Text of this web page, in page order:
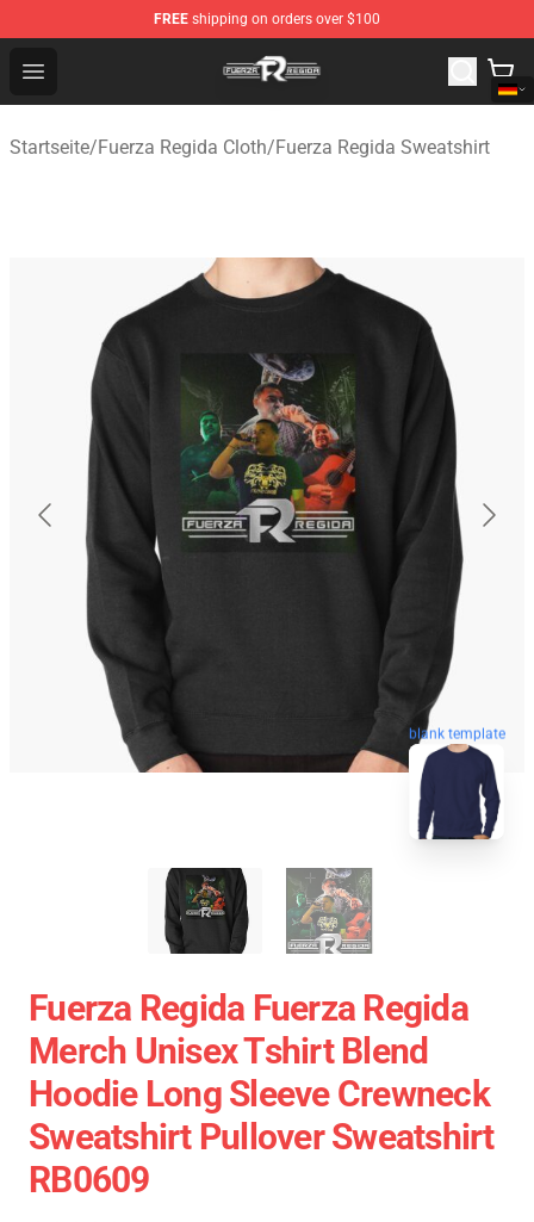
FREE shipping on orders over $100
Open menu
Fuerza Regida Shop - Official Fuerza Regida
Startseite/Fuerza Regida Cloth/Fuerza Regida Sweatshirt
blank template
Fuerza Regida Fuerza Regida
Merch Unisex Tshirt Blend
Hoodie Long Sleeve Crewneck
Sweatshirt Pullover Sweatshirt
RB0609